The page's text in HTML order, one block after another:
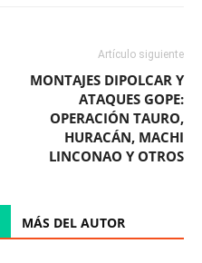
Artículo siguiente
MONTAJES DIPOLCAR Y
ATAQUES GOPE:
OPERACIÓN TAURO,
HURACÁN, MACHI
LINCONAO Y OTROS
MÁS DEL AUTOR